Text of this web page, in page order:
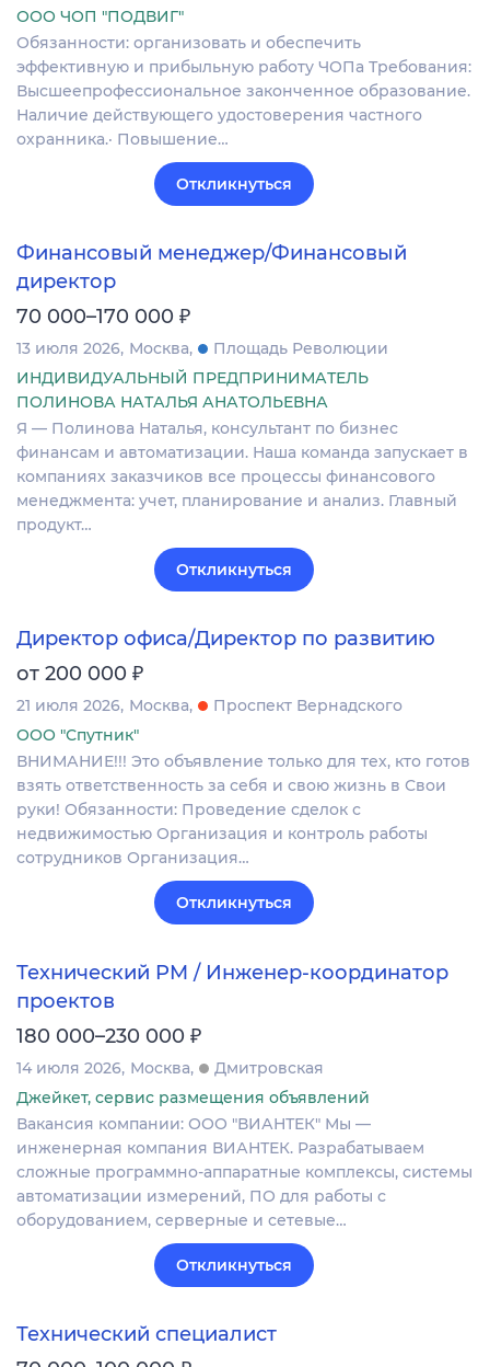
ООО ЧОП "ПОДВИГ"
Обязанности: организовать и обеспечить
эффективную и прибыльную работу ЧОПа Требования:
Высшеепрофессиональное законченное образование.
Наличие действующего удостоверения частного
охранника.· Повышение…
Откликнуться
Финансовый менеджер/Финансовый
директор
70 000–170 000 ₽
13 июля 2026 Москва
Площадь Революции
ИНДИВИДУАЛЬНЫЙ ПРЕДПРИНИМАТЕЛЬ
ПОЛИНОВА НАТАЛЬЯ АНАТОЛЬЕВНА
Я — Полинова Наталья, консультант по бизнес
финансам и автоматизации. Наша команда запускает в
компаниях заказчиков все процессы финансового
менеджмента: учет, планирование и анализ. Главный
продукт…
Откликнуться
Директор офиса/Директор по развитию
от 200 000 ₽
21 июля 2026 Москва
Проспект Вернадского
ООО "Спутник"
ВНИМАНИЕ!!! Это объявление только для тех, кто готов
взять ответственность за себя и свою жизнь в Свои
руки! Обязанности: Проведение сделок с
недвижимостью Организация и контроль работы
сотрудников Организация…
Откликнуться
Технический PM / Инженер-координатор
проектов
180 000–230 000 ₽
14 июля 2026 Москва
Дмитровская
Джейкет, сервис размещения объявлений
Вакансия компании: ООО "ВИАНТЕК" Мы —
инженерная компания ВИАНТЕК. Разрабатываем
сложные программно-аппаратные комплексы, системы
автоматизации измерений, ПО для работы с
оборудованием, серверные и сетевые…
Откликнуться
Технический специалист